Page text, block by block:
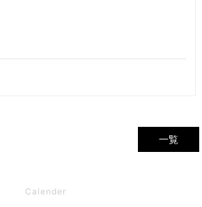
一覧
Calender